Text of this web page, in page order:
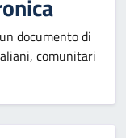
documento di
comunitari